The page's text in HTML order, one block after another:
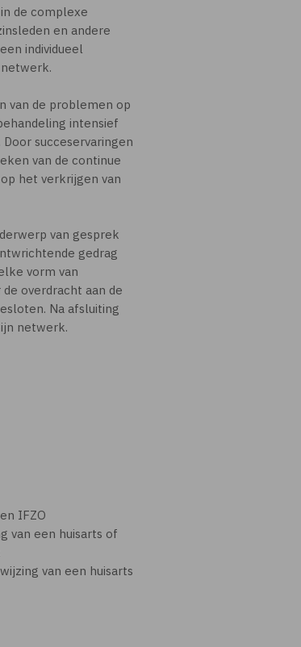
de complexe
en andere
individueel
van de problemen op
intensief
succeservaringen
van de continue
het verkrijgen van
van gesprek
gedrag
vorm van
overdracht aan de
Na afsluiting
netwerk.
IFZO
van een huisarts of
van een huisarts